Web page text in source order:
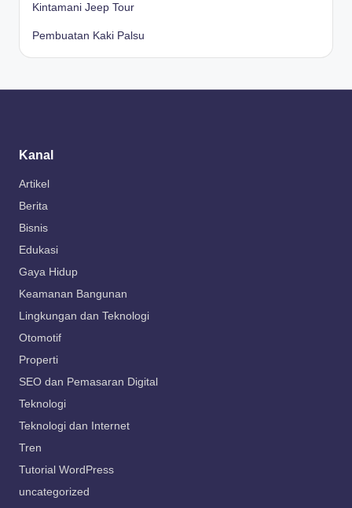
Kintamani Jeep Tour
Pembuatan Kaki Palsu
Kanal
Artikel
Berita
Bisnis
Edukasi
Gaya Hidup
Keamanan Bangunan
Lingkungan dan Teknologi
Otomotif
Properti
SEO dan Pemasaran Digital
Teknologi
Teknologi dan Internet
Tren
Tutorial WordPress
uncategorized